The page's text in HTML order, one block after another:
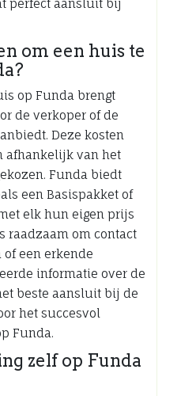
perfect aansluit bij
om een huis te
op Funda brengt
de verkoper of de
Deze kosten
afhankelijk van het
Funda biedt
een Basispakket of
elk hun eigen prijs
raadzaam om contact
een erkende
informatie over de
beste aansluit bij de
het succesvol
Funda.
zelf op Funda